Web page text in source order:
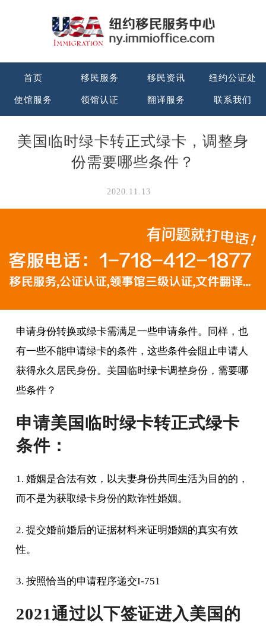
首页 移民服务 移民资讯 纽约公证处
使馆服务 领馆认证 翻译服务 联系我们
美国临时绿卡转正式绿卡，调整身
份需要哪些条件？
2020.11.13
申请身份转换或绿卡需满足一些申请条件。同样，也
有一些不能申请绿卡的条件，这些条件会阻止申请人
获得永久居民身份。美国临时绿卡调整身份，需要哪
些条件？
申请美国临时绿卡转正式绿卡
条件：
1. 婚姻是合法有效，以夫妻身份共同生活为目的的，
而不是为获取绿卡身份的欺诈性婚姻。
2. 提交婚前婚后的证据材料来证明婚姻的真实有效
性。
3. 按照恰当的申请程序递交I-751
2021通过以下签证进入美国的